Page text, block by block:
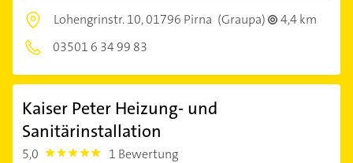
Lohengrinstr. 10,01796 Pirna (Graupa)
4,4 km
03501 6 34 99 83
Kaiser Peter Heizung- und
Sanitärinstallation
5,0 5.0 1 Bewertung